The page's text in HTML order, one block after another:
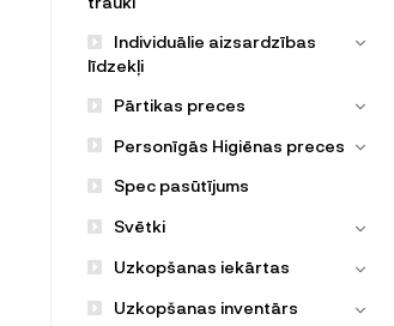
Individuālie aizsardzības
līdzekļi
Pārtikas preces
Personīgās Higiēnas preces
Spec pasūtījums
Svētki
Uzkopšanas iekārtas
Uzkopšanas inventārs